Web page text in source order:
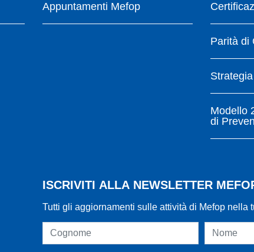
Appuntamenti Mefop
Parità di
Modello
di
ISCRIVITI ALLA NEWSLETTER
Tutti gli aggiornamenti sulle attività di Mefop nella